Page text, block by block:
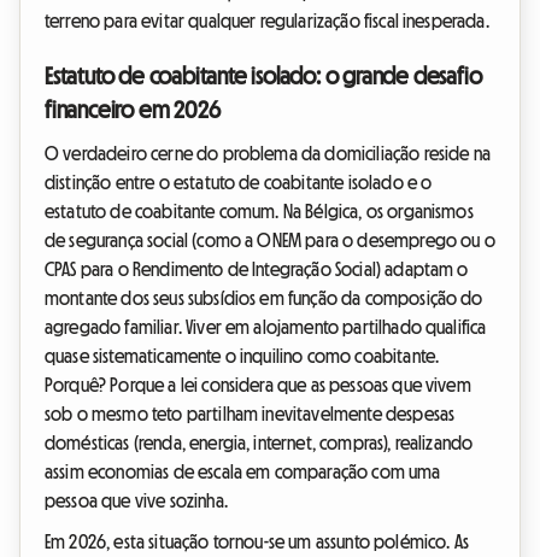
terreno para evitar qualquer regularização fiscal inesperada.
Estatuto de coabitante isolado: o grande desafio
financeiro em 2026
O verdadeiro cerne do problema da domiciliação reside na
distinção entre o estatuto de coabitante isolado e o
estatuto de coabitante comum. Na Bélgica, os organismos
de segurança social (como a ONEM para o desemprego ou o
CPAS para o Rendimento de Integração Social) adaptam o
montante dos seus subsídios em função da composição do
agregado familiar. Viver em alojamento partilhado qualifica
quase sistematicamente o inquilino como coabitante.
Porquê? Porque a lei considera que as pessoas que vivem
sob o mesmo teto partilham inevitavelmente despesas
domésticas (renda, energia, internet, compras), realizando
assim economias de escala em comparação com uma
pessoa que vive sozinha.
Em 2026, esta situação tornou-se um assunto polémico. As